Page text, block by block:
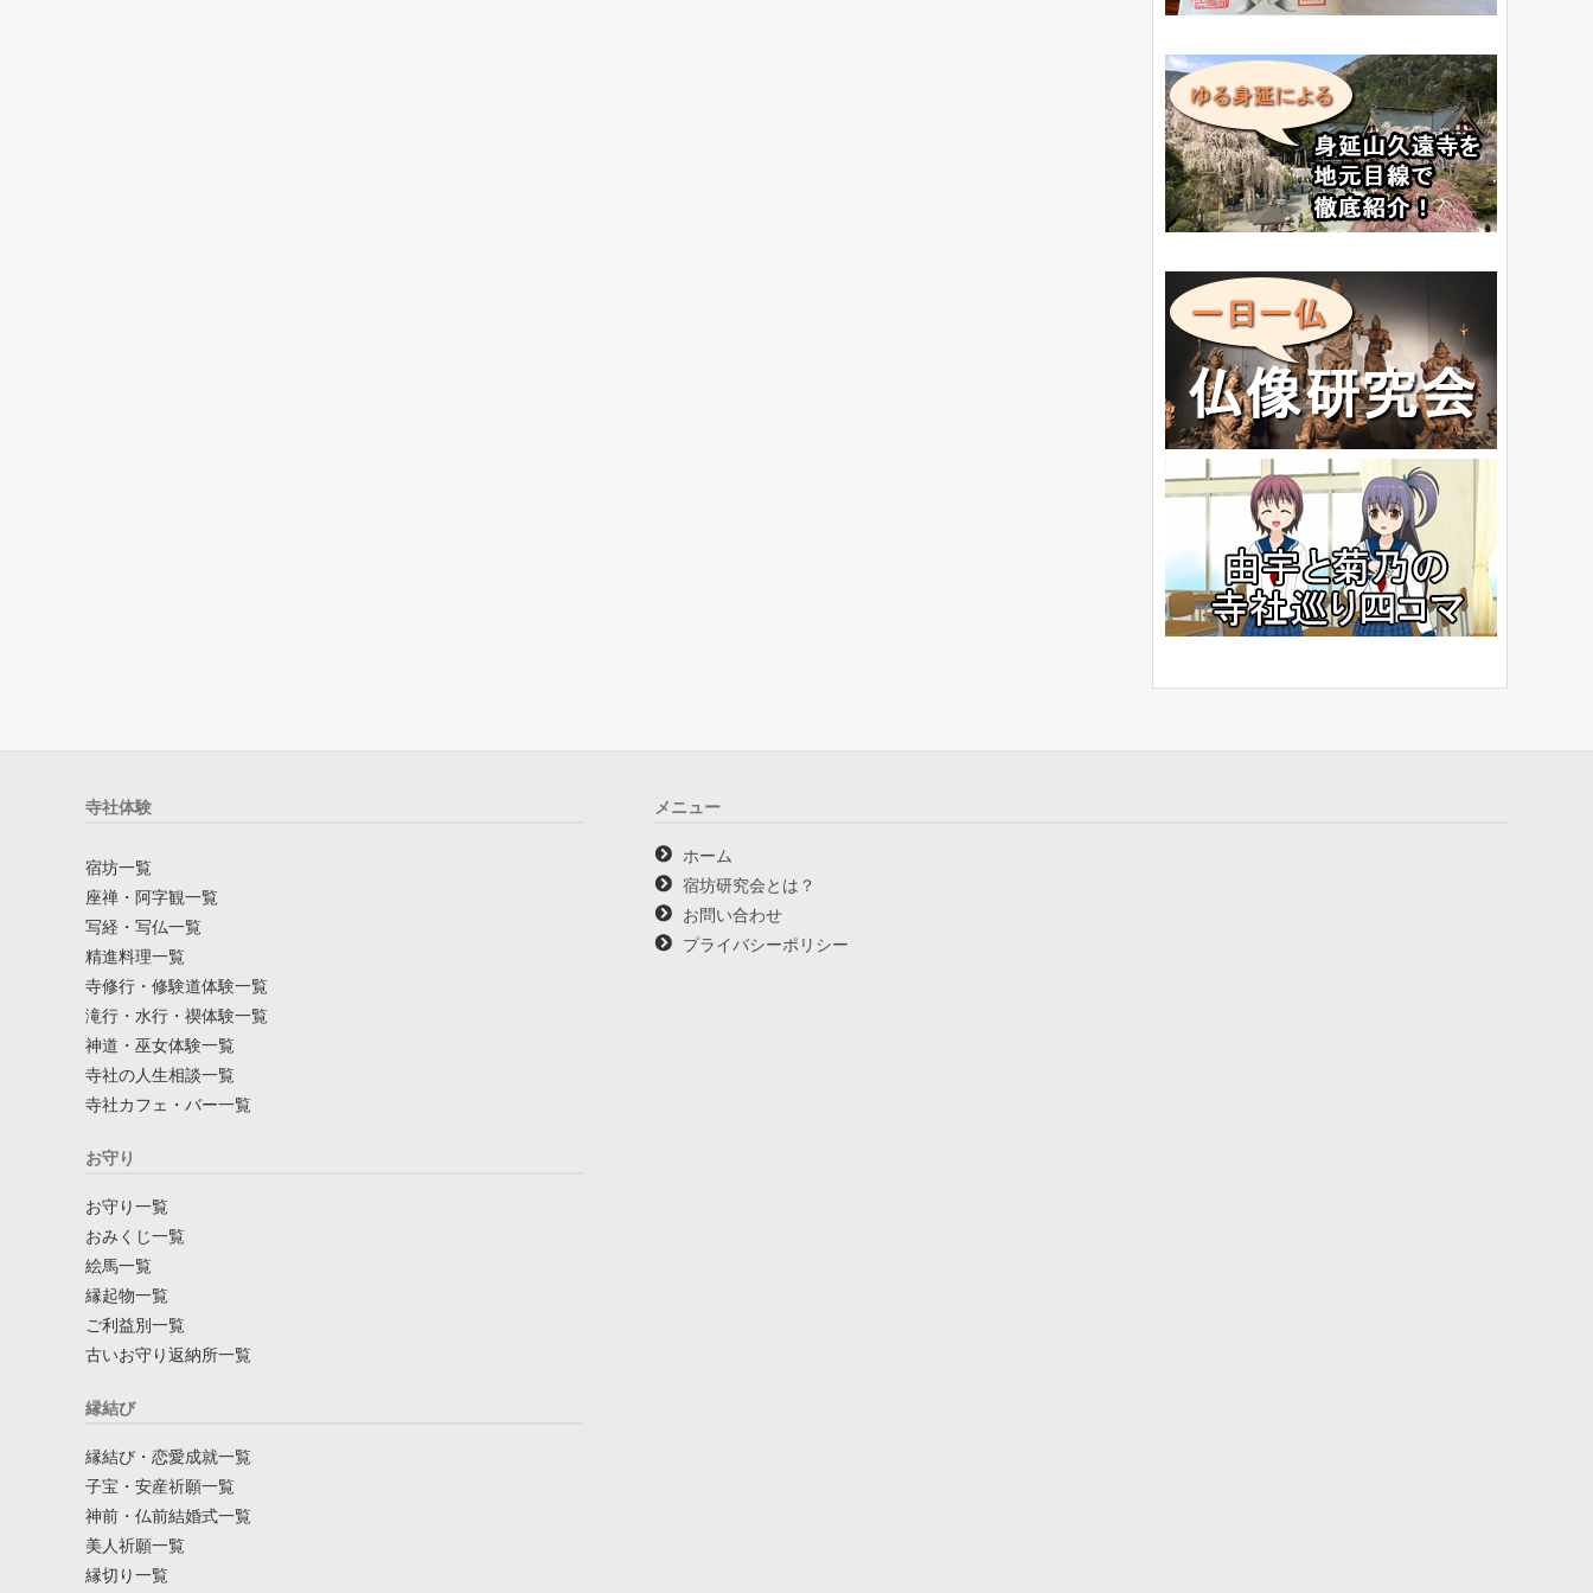
寺社体験
宿坊一覧
座禅・阿字観一覧
写経・写仏一覧
精進料理一覧
寺修行・修験道体験一覧
滝行・水行・禊体験一覧
神道・巫女体験一覧
寺社の人生相談一覧
寺社カフェ・バー一覧
お守り
お守り一覧
おみくじ一覧
絵馬一覧
縁起物一覧
ご利益別一覧
古いお守り返納所一覧
縁結び
縁結び・恋愛成就一覧
子宝・安産祈願一覧
神前・仏前結婚式一覧
美人祈願一覧
縁切り一覧
メニュー
ホーム
宿坊研究会とは？
お問い合わせ
プライバシーポリシー